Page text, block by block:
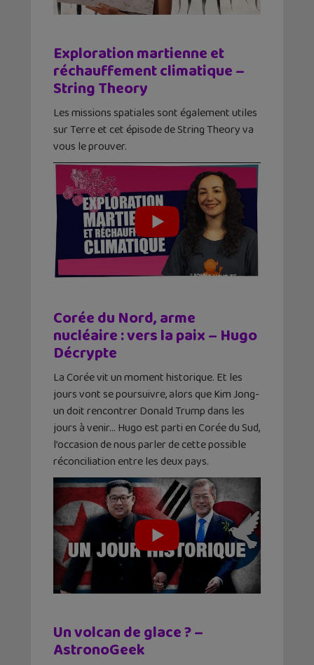
Exploration martienne et
réchauffement climatique –
String Theory
Les missions spatiales sont également utiles
sur Terre et cet épisode de String Theory va
vous le prouver.
Corée du Nord, arme
nucléaire : vers la paix – Hugo
Décrypte
La Corée vit un moment historique. Et les
jours vont se poursuivre, alors que Kim Jong-
un doit rencontrer Donald Trump dans les
jours à venir… Hugo est parti en Corée du Sud,
l’occasion de nous parler de cette possible
réconciliation entre les deux pays.
Un volcan de glace ? –
AstronoGeek